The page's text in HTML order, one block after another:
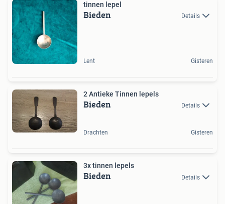
tinnen lepel
Bieden Details
Lent Gisteren
2 Antieke Tinnen lepels
Bieden Details
Drachten Gisteren
3x tinnen lepels
Bieden Details